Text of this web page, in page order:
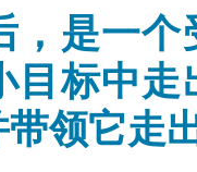
，是一
目标中
领它走